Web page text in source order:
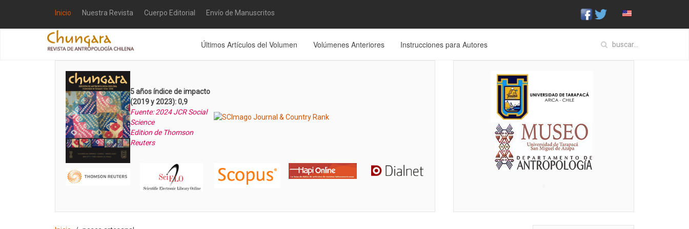
Inicio Nuestra Revista Cuerpo Editorial Envío de Manuscritos
Últimos Artículos del Volumen Volúmenes Anteriores Instrucciones para Autores
5 años índice de impacto
(2019 y 2023): 0,9
Fuente: 2024 JCR Social
Science
Edition de Thomson
Reuters